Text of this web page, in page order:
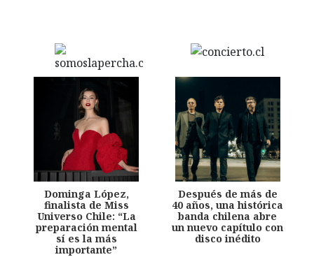
Dominga López,
finalista de Miss
Universo Chile: “La
preparación mental
sí es la más
importante”
Después de más de
40 años, una histórica
banda chilena abre
un nuevo capítulo con
disco inédito